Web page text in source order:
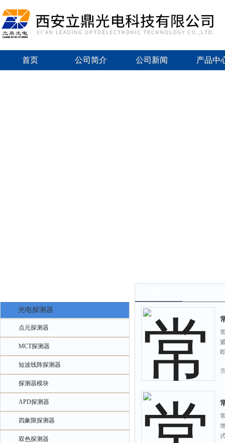
首页 公司简介 公司新闻 产品中
光电探测器
点元探测器
MCT探测器
短波线阵探测器
探测器模块
APD探测器
四象限探测器
双色探测器